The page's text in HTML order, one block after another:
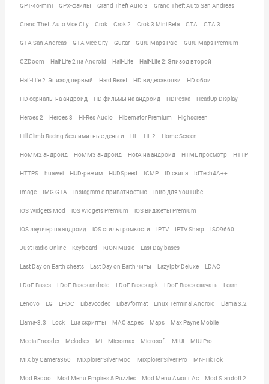
GPT-4o-mini GPX-файлы Grand Theft Auto 3 Grand Theft Auto San Andreas
Grand Theft Auto Vice City Grok Grok 2 Grok 3 Mini Beta GTA GTA 3
GTA San Andreas GTA Vice City Guitar Guru Maps Paid Guru Maps Premium
GZDoom Half Life 2 на Android Half-Life Half-Life 2: Эпизод второй
Half-Life 2: Эпизод первый Hard Reset HD видеозвонки HD обои
HD сериалы на андроид HD фильмы на андроид HDРезка HeadUp Display
Heroes 2 Heroes 3 Hi-Res Audio Hibernator Premium Highscreen
Hill Climb Racing безлимитные деньги HL HL 2 Home Screen
HoMM2 андроид HoMM3 андроид HotA на андроид HTML просмотр HTTP
HTTPS huawei HUD-режим HUDSpeed ICMP ID скина IdTech4A++
Image IMG GTA Instagram с приватностью Intro для YouTube
iOS Widgets Mod iOS Widgets Premium iOS Виджеты Premium
iOS лаунчер на андроид iOS стиль громкости IPTV IPTV Sharp ISO9660
Just Radio Online Keyboard KION Music Last Day bases
Last Day on Earth cheats Last Day on Earth читы LazyIptv Deluxe LDAC
LDoE Bases LDoE Bases android LDoE Bases apk LDoE Bases скачать Learn
Lenovo LG LHDC Libavcodec Libavformat Linux Terminal Android Llama 3.2
Llama-3.3 Lock Lua скрипты MAC адрес Maps Max Payne Mobile
Media Encoder Melodies Mi Micromax Microsoft MIUI MIUIPro
MIX by Camera360 MiXplorer Silver Mod MiXplorer Silver Pro MN-TikTok
Mod Badoo Mod Menu Empires & Puzzles Mod Menu Амонг Ас Mod Standoff 2